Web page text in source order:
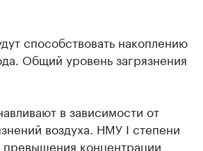
способствовать накоплению
Общий уровень загрязнения
в зависимости от
воздуха. НМУ I степени
концентрации